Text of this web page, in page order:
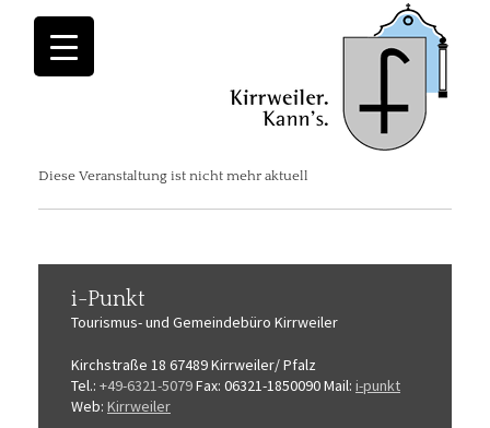
Diese Veranstaltung ist nicht mehr aktuell
i-Punkt
Tourismus-und Gemeindebüro Kirrweiler
Kirchstraße 18 67489 Kirrweiler/ Pfalz
Tel.: +49-6321-5079Fax: 06321-1850090Mail: i-punkt
Web: Kirrweiler